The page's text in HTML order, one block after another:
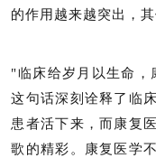
的作用越来越突出，
"临床给岁月以生命，
这句话深刻诠释了临
患者活下来，而康复
歌的精彩。康复医学